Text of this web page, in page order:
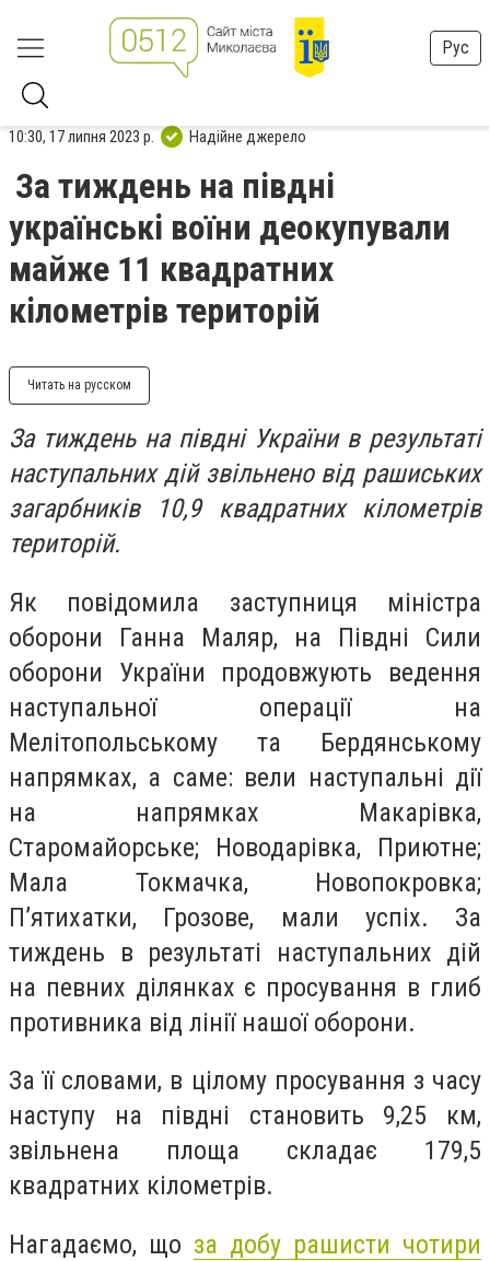
Рус
10:30, 17 липня 2023 р. Надійне джерело
За тиждень на півдні
українські воїни деокупували
майже 11 квадратних
кілометрів територій
Читать на русском
За тиждень на півдні України в результаті
наступальних дій звільнено від рашиських
загарбників 10,9 квадратних кілометрів
територій.
Як повідомила заступниця міністра
оборони Ганна Маляр, на Півдні Сили
оборони України продовжують ведення
наступальної операції на
Мелітопольському та Бердянському
напрямках, а саме: вели наступальні дії
на напрямках Макарівка,
Старомайорське; Новодарівка, Приютне;
Мала Токмачка, Новопокровка;
П’ятихатки, Грозове, мали успіх. За
тиждень в результаті наступальних дій
на певних ділянках є просування в глиб
противника від лінії нашої оборони.
За її словами, в цілому просування з часу
наступу на півдні становить 9,25 км,
звільнена площа складає 179,5
квадратних кілометрів.
Нагадаємо, що за добу рашисти чотири